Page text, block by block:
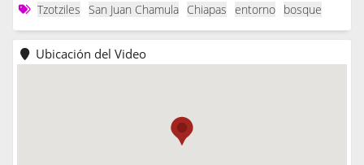
Tzotziles
San Juan Chamula Chiapas entorno bosque
Ubicación del Video